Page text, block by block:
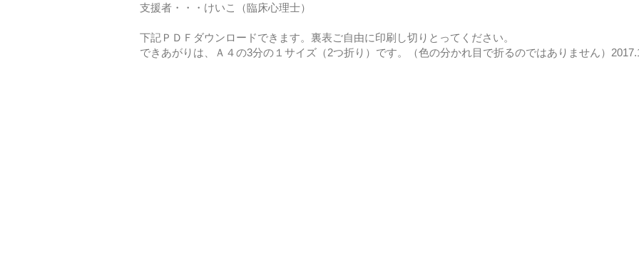
支援者・・・けいこ（臨床心理士）
​下記ＰＤＦダウンロードできます。裏表ご自由に印刷し切りとってください。
できあがりは、Ａ４の3分の１サイズ（2つ折り）です。（色の分かれ目で折るのではありません）